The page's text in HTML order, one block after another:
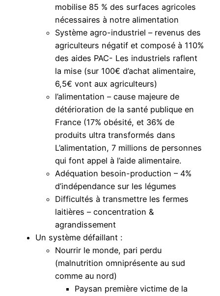
mobilise 85 % des surfaces agricoles
nécessaires à notre alimentation
Système agro-industriel – revenus des
agriculteurs négatif et composé à 110%
des aides PAC- Les industriels raflent
la mise (sur 100€ d’achat alimentaire,
6,5€ vont aux agriculteurs)
l’alimentation – cause majeure de
détérioration de la santé publique en
France (17% obésité, et 36% de
produits ultra transformés dans
L’alimentation, 7 millions de personnes
qui font appel à l’aide alimentaire.
Adéquation besoin-production – 4%
d’indépendance sur les légumes
Difficultés à transmettre les fermes
laitières – concentration &
agrandissement
Un système défaillant :
Nourrir le monde, pari perdu
(malnutrition omniprésente au sud
comme au nord)
Paysan première victime de la